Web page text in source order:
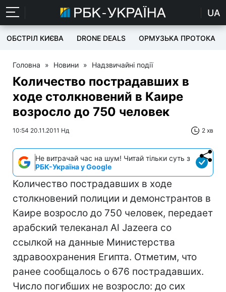
UA
ОБСТРІЛ КИЄВА DRONE DEALS ОРМУЗЬКА ПРОТОКА
Головна » Новини » Надзвичайні події
Количество пострадавших в
ходе столкновений в Каире
возросло до 750 человек
10:54 20.11.2011 Нд 2 хв
Не витрачай час на шум! Читай тільки суть з
РБК-Україна у Google
Количество пострадавших в ходе
столкновений полиции и демонстрантов в
Каире возросло до 750 человек, передает
арабский телеканал Al Jazeera со
ссылкой на данные Министерства
здравоохранения Египта. Отметим, что
ранее сообщалось о 676 пострадавших.
Число погибших не возросло: до сих